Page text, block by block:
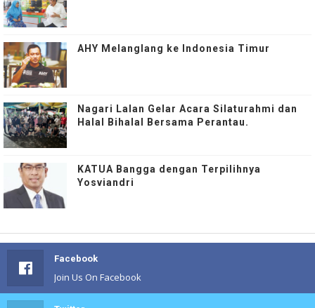
AHY Melanglang ke Indonesia Timur
Nagari Lalan Gelar Acara Silaturahmi dan
Halal Bihalal Bersama Perantau.
KATUA Bangga dengan Terpilihnya
Yosviandri
Facebook
Join Us On Facebook